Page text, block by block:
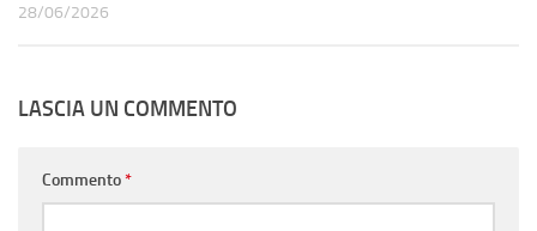
28/06/2026
LASCIA UN COMMENTO
Commento*